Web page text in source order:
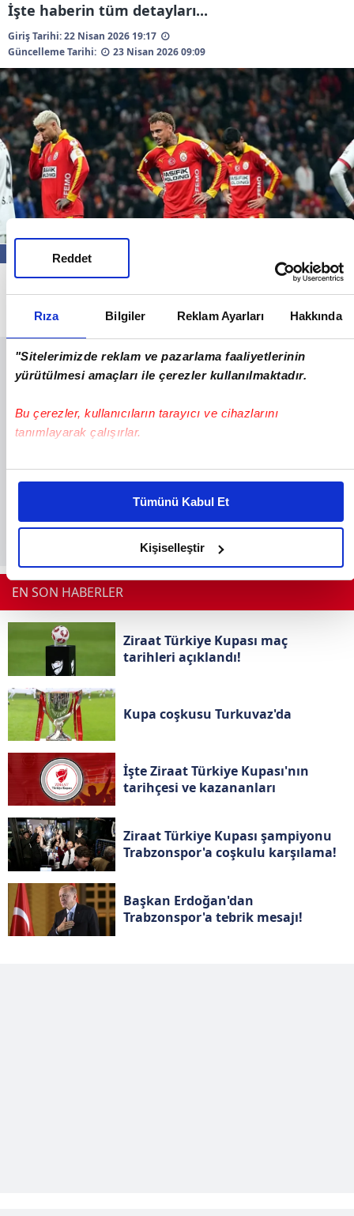
Rıza Bilgiler Reklam Ayarları Hakkında
"Sitelerimizde reklam ve pazarlama faaliyetlerinin
yürütülmesi amaçları ile çerezler kullanılmaktadır.
Bu çerezler, kullanıcıların tarayıcı ve cihazlarını
tanımlayarak çalışırlar.
Bu çerezlere izin vermeniz halinde sizlere özel
daha iyi reklam deneyimi yaşatabiliriz. Bunu yaparken
amacımızın size daha iyi bir reklam deneyimi sunmak
olduğunu ve sizlere en iyi içerikleri sunabilmek adına
elimizden gelen çabayı gösterdiğimizi ve bu noktada,
reklamların maliyetlerimizi karşılamak noktasında tek gelir
Her halükârda, kullanıcılar, bu çerezlere izin vermedikleri
takdirde, kullanıcılara hedefli reklamlar gösterilmeyecektir."
Sizlere daha iyi bir hizmet sunabilmek için İnternet
Sitemizde kendimize ve üçüncü kişilere ait çerezler
kullanılmaktadır. Bu çerezler vasıtasıyla çeşitli kişisel
verileriniz işlenmekte olup gerekli olan çerezler bilgi toplumu
hizmetlerinin sunulması amacıyla kullanılmaktadır. Diğer
çerezler, sitemizin daha işlevsel kılınması ve
faaliyetlerinin yapılması, amaçlarıyla sınırlı olarak açık
rızanız dahilinde kullanılacaktır.
Çerezlere ilişkin tercihlerinizi aşağıda yer alan panel
vasıtasıyla belirleyebilirsiniz. Çerezlere ilişkin detaylı bilgi
için Ayarlar butonuna tıklayabilir,Çerez Bilgilendirme
Tümünü Kabul Et
Kişiselleştir
Reddet
İşte haberin tüm detayları...
Giriş Tarihi: 22 Nisan 2026 19:17
Güncelleme Tarihi:
23 Nisan 2026 09:09
tıklayın...
EN SON HABERLER
Ziraat Türkiye Kupası maç
tarihleri açıklandı!
Kupa coşkusu Turkuvaz'da
İşte Ziraat Türkiye Kupası'nın
tarihçesi ve kazananları
Ziraat Türkiye Kupası şampiyonu
Trabzonspor'a coşkulu karşılama!
Başkan Erdoğan'dan
Trabzonspor'a tebrik mesajı!